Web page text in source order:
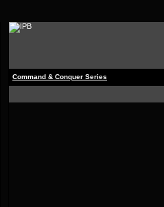
Command & Conquer Series